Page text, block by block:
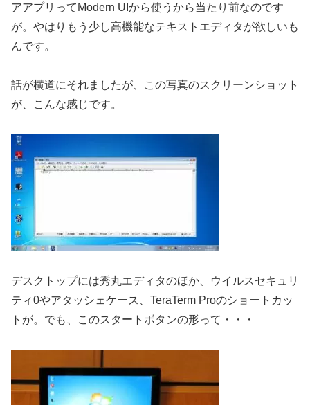
アアプリってModern UIから使うから当たり前なのです
が。やはりもう少し高機能なテキストエディタが欲しいも
んです。
話が横道にそれましたが、この写真のスクリーンショット
が、こんな感じです。
デスクトップには秀丸エディタのほか、ウイルスセキュリ
ティ0やアタッシェケース、TeraTerm Proのショートカッ
トが。でも、このスタートボタンの形って・・・